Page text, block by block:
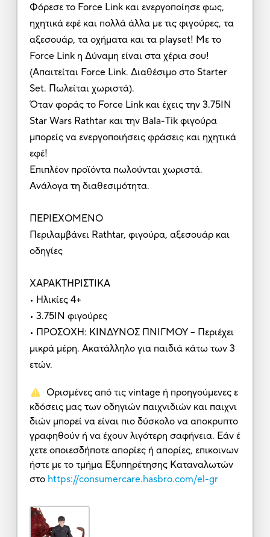
Φόρεσε το Force Link και ενεργοποίησε φως,
ηχητικά εφέ και πολλά άλλα με τις φιγούρες, τα
αξεσουάρ, τα οχήματα και τα playset! Με το
Force Link η Δύναμη είναι στα χέρια σου!
(Απαιτείται Force Link. Διαθέσιμο στο Starter
Set. Πωλείται χωριστά).
Όταν φοράς το Force Link και έχεις την 3.75ΙΝ
Star Wars Rathtar και την Bala-Tik φιγούρα
μπορείς να ενεργοποιήσεις φράσεις και ηχητικά
εφέ!
Επιπλέον προϊόντα πωλούνται χωριστά.
Ανάλογα τη διαθεσιμότητα.
ΠΕΡΙΕΧΟΜΕΝΟ
Περιλαμβάνει Rathtar, φιγούρα, αξεσουάρ και
οδηγίες
ΧΑΡΑΚΤΗΡΙΣΤΙΚΑ
• Ηλικίες 4+
• 3.75ΙΝ φιγούρες
• ΠΡΟΣΟΧΗ: ΚΙΝΔΥΝΟΣ ΠΝΙΓΜΟΥ – Περιέχει
μικρά μέρη. Ακατάλληλο για παιδιά κάτω των 3
ετών.
Ορισμένες από τις vintage ή προηγούμενες ε
κδόσεις μας των οδηγιών παιχνιδιών και παιχνι
διών μπορεί να είναι πιο δύσκολο να αποκρυπτο
γραφηθούν ή να έχουν λιγότερη σαφήνεια. Εάν έ
χετε οποιεσδήποτε απορίες ή απορίες, επικοινων
ήστε με το τμήμα Εξυπηρέτησης Καταναλωτών
στο https://consumercare.hasbro.com/el-gr